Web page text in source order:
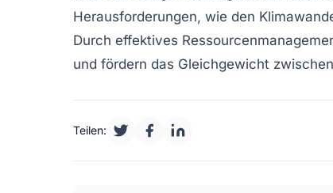
Herausforderungen, wie den
Durch effektives
und fördern das Gleichgewicht
Teilen: